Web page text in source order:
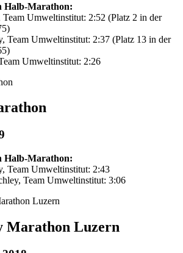
Halb-Marathon:
Umweltinstitut: 2:52 (Platz 2 in der
Team Umweltinstitut: 2:37 (Platz 13 in der
Umweltinstitut: 2:26
Halb-Marathon:
Team Umweltinstitut: 2:43
Team Umweltinstitut: 3:06
Marathon Luzern